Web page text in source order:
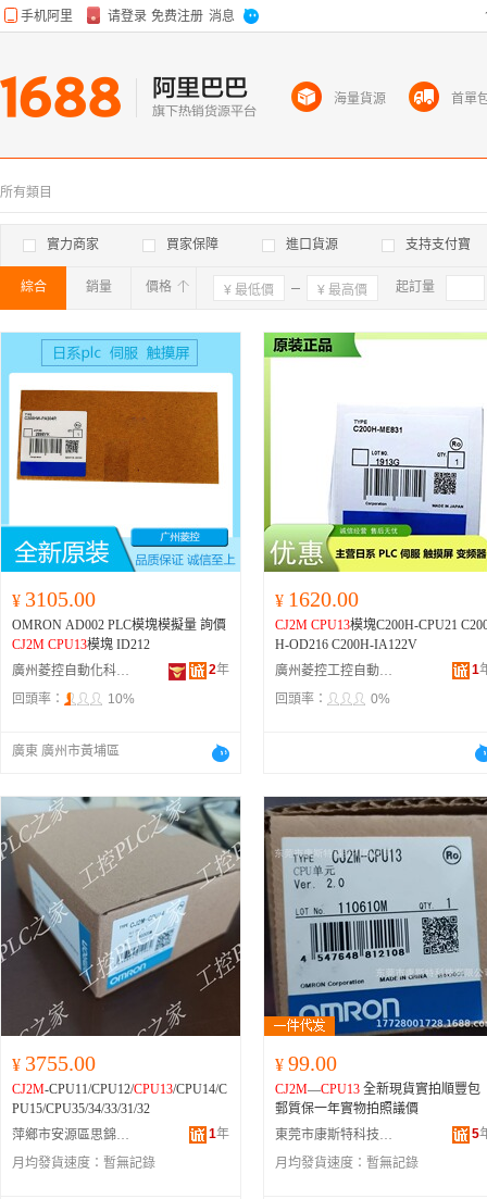
所有類目
實力商家 買家保障 進口貨源 支持支付寶
綜合 銷量 價格 確定 起訂量
¥ 3105.00
OMRON AD002 PLC模塊模擬量 詢價
CJ2M CPU13
模塊 ID212
廣州菱控自動化科技有限公司
2年
回頭率：
10%
廣東 廣州市黃埔區
¥ 1620.00
CJ2M CPU13模塊C200H-CPU21
H-OD216 C200H-IA122V
廣州菱控工控自動化設備有限公司
1
回頭率：
0%
¥ 3755.00
CJ2M-CPU11/CPU12/CPU13/CPU14/C
PU15/CPU35/34/33/31/32
萍鄉市安源區思錦芸電子商行
1年
月均發貨速度： 暫無記錄
¥ 99.00
CJ2M—CPU13 全新現貨實拍順豐包
郵質保一年實物拍照議價
東莞市康斯特科技有限公司
5
月均發貨速度： 暫無記錄
海量貨源 首單